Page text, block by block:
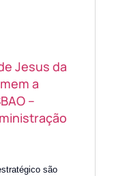
Jesus da
a
–
são